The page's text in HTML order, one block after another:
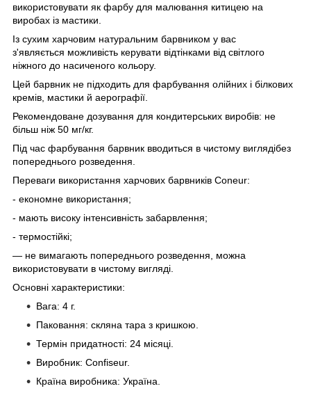
використовувати як фарбу для малювання китицею на
виробах із мастики.
Із сухим харчовим натуральним барвником у вас
з'являється можливість керувати відтінками від світлого
ніжного до насиченого кольору.
Цей барвник не підходить для фарбування олійних і білкових
кремів, мастики й аерографії.
Рекомендоване дозування для кондитерських виробів: не
більш ніж 50 мг/кг.
Під час фарбування барвник вводиться в чистому виглядібез
попереднього розведення.
Переваги використання харчових барвників Coneur:
- економне використання;
- мають високу інтенсивність забарвлення;
- термостійкі;
— не вимагають попереднього розведення, можна
використовувати в чистому вигляді.
Основні характеристики:
Вага: 4 г.
Паковання: скляна тара з кришкою.
Термін придатності: 24 місяці.
Виробник: Confiseur.
Країна виробника: Україна.